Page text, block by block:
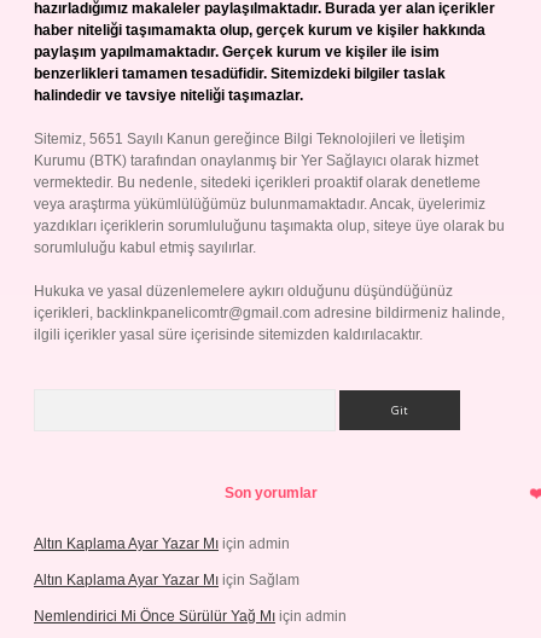
hazırladığımız makaleler paylaşılmaktadır. Burada yer alan içerikler
haber niteliği taşımamakta olup, gerçek kurum ve kişiler hakkında
paylaşım yapılmamaktadır. Gerçek kurum ve kişiler ile isim
benzerlikleri tamamen tesadüfidir. Sitemizdeki bilgiler taslak
halindedir ve tavsiye niteliği taşımazlar.
Sitemiz, 5651 Sayılı Kanun gereğince Bilgi Teknolojileri ve İletişim
Kurumu (BTK) tarafından onaylanmış bir Yer Sağlayıcı olarak hizmet
vermektedir. Bu nedenle, sitedeki içerikleri proaktif olarak denetleme
veya araştırma yükümlülüğümüz bulunmamaktadır. Ancak, üyelerimiz
yazdıkları içeriklerin sorumluluğunu taşımakta olup, siteye üye olarak bu
sorumluluğu kabul etmiş sayılırlar.
Hukuka ve yasal düzenlemelere aykırı olduğunu düşündüğünüz
içerikleri, backlinkpanelicomtr@gmail.com adresine bildirmeniz halinde,
ilgili içerikler yasal süre içerisinde sitemizden kaldırılacaktır.
Son yorumlar
Altın Kaplama Ayar Yazar Mı için admin
Altın Kaplama Ayar Yazar Mı için Sağlam
Nemlendirici Mi Önce Sürülür Yağ Mı için admin